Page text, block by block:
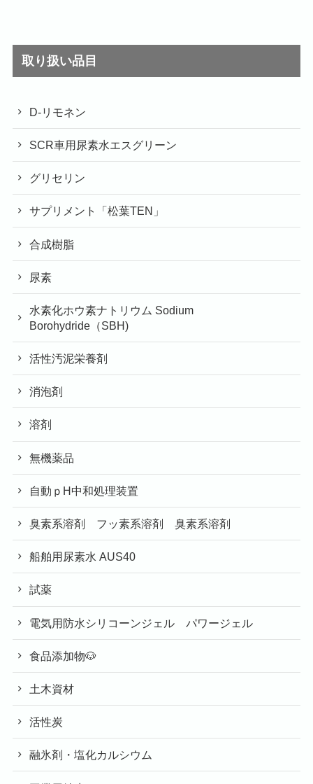
取り扱い品目
D-リモネン
SCR車用尿素水エスグリーン
グリセリン
サプリメント「松葉TEN」
合成樹脂
尿素
水素化ホウ素ナトリウム Sodium
Borohydride（SBH)
活性汚泥栄養剤
消泡剤
溶剤
無機薬品
自動ｐH中和処理装置
臭素系溶剤 フッ素系溶剤 臭素系溶剤
船舶用尿素水 AUS40
試薬
電気用防水シリコーンジェル パワージェル
食品添加物🐶
土木資材
活性炭
融氷剤・塩化カルシウム